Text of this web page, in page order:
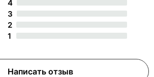
4
3
2
1
Написать отзыв